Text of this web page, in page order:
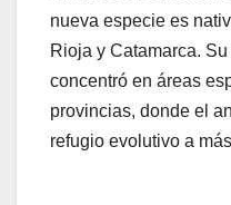
nueva especie es
Rioja y Catamarca.
concentró en áreas
provincias, donde el
refugio evolutivo a